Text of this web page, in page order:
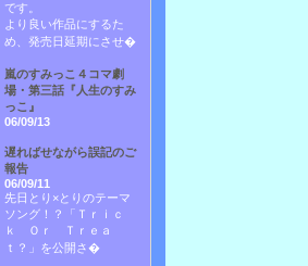
です。
より良い作品にするた
め、発売日延期にさせ�
嵐のすみっこ４コマ劇
場・第三話『人生のすみ
っこ』
06/09/13
遅ればせながら誤記のご
報告
06/09/11
先日とり×とりのテーマ
ソング！？「Ｔｒｉｃ
ｋ Ｏｒ Ｔｒｅａ
ｔ？」を公開さ�